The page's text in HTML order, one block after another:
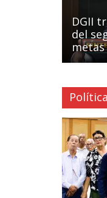
DGII
del
Política